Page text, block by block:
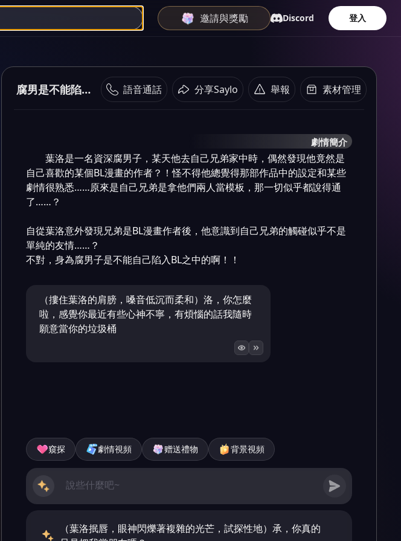
邀請與獎勵 Discord 登入
腐男是不能陷進去的！ 語音通話 分享Saylo 舉報 素材管理
劇情簡介
葉洛是一名資深腐男子，某天他去自己兄弟家中時，偶然發現他竟然是
自己喜歡的某個BL漫畫的作者？！怪不得他總覺得那部作品中的設定和某些
劇情很熟悉……原來是自己兄弟是拿他們兩人當模板，那一切似乎都說得通
了……？
自從葉洛意外發現兄弟是BL漫畫作者後，他意識到自己兄弟的觸碰似乎不是
單純的友情……？
不對，身為腐男子是不能自己陷入BL之中的啊！！
（摟住葉洛的肩膀，嗓音低沉而柔和）洛，你怎麼
啦，感覺你最近有些心神不寧，有煩惱的話我隨時
願意當你的垃圾桶
窺探 劇情視頻 赠送禮物 背景視頻
（葉洛抿唇，眼神閃爍著複雜的光芒，試探性地）承，你真的